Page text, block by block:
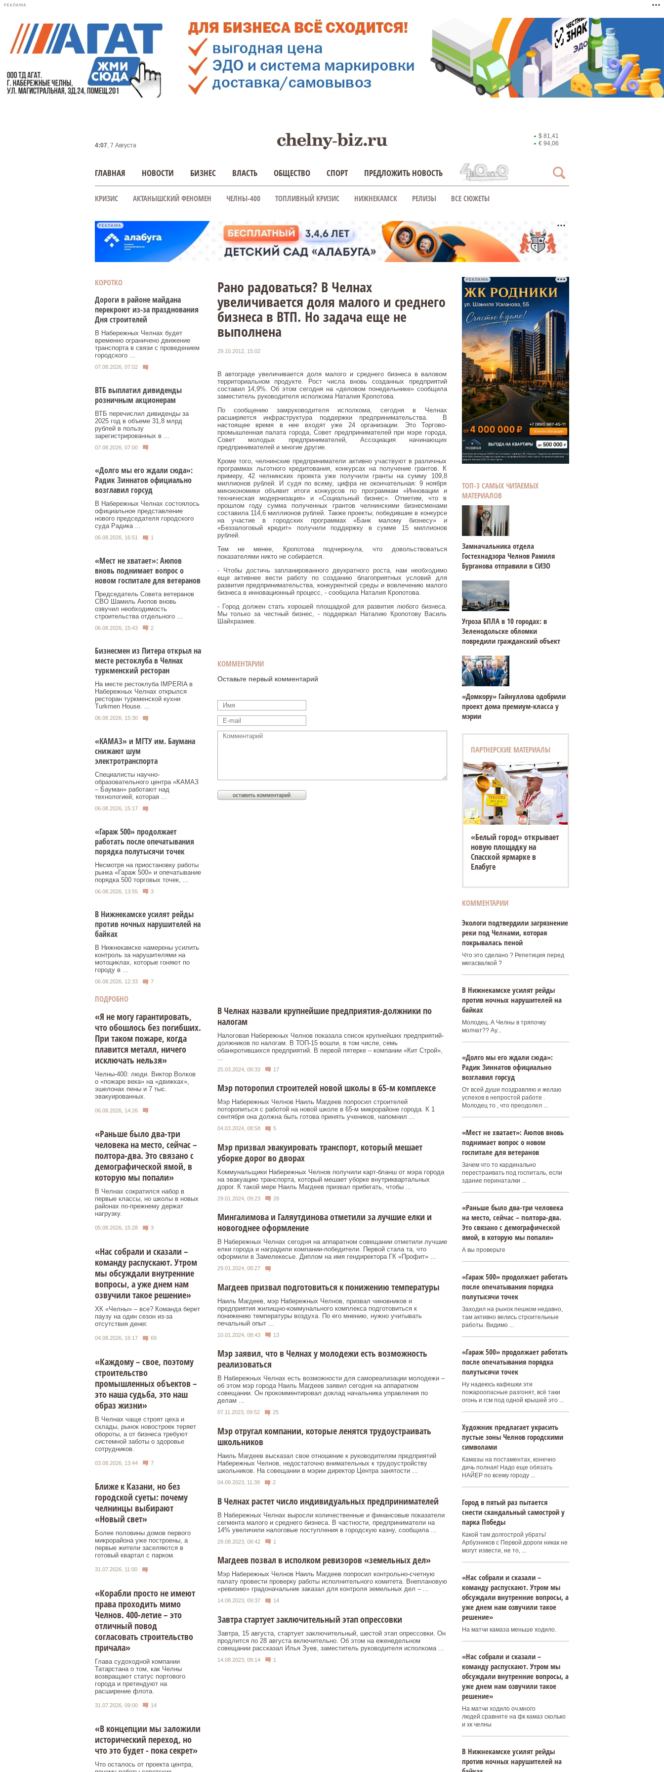
РЕКЛАМА
4:07, 7 Августа
$ 81,41
€ 94,06
ГЛАВНАЯ НОВОСТИ БИЗНЕС ВЛАСТЬ ОБЩЕСТВО СПОРТ ПРЕДЛОЖИТЬ НОВОСТЬ
КРИЗИС АКТАНЫШСКИЙ ФЕНОМЕН ЧЕЛНЫ-400 ТОПЛИВНЫЙ КРИЗИС НИЖНЕКАМСК РЕЛИЗЫ ВСЕ СЮЖЕТЫ
РЕКЛАМА
КОРОТКО
Дороги в районе майдана
перекроют из-за празднования
Дня строителей
В Набережных Челнах будет
временно ограничено движение
транспорта в связи с проведением
городского ...
07.08.2026, 07:02
ВТБ выплатил дивиденды
розничным акционерам
ВТБ перечислил дивиденды за
2025 год в объеме 31,8 млрд
рублей в пользу
зарегистрированных в ...
07.08.2026, 07:00
«Долго мы его ждали сюда»:
Радик Зиннатов официально
возглавил горсуд
В Набережных Челнах состоялось
официальное представление
нового председателя городского
суда Радика ...
06.08.2026, 16:51 1
«Мест не хватает»: Аюпов
вновь поднимает вопрос о
новом госпитале для ветеранов
Председатель Совета ветеранов
СВО Шамиль Аюпов вновь
озвучил необходимость
строительства отдельного ...
06.08.2026, 15:43 2
Бизнесмен из Питера открыл на
месте рестоклуба в Челнах
туркменский ресторан
На месте рестоклуба IMPERIA в
Набережных Челнах открылся
ресторан туркменской кухни
Turkmen House. ...
06.08.2026, 15:30
«КАМАЗ» и МГТУ им. Баумана
снижают шум
электротранспорта
Специалисты научно-
образовательного центра «КАМАЗ
– Бауман» работают над
технологией, которая ...
06.08.2026, 15:17
«Гараж 500» продолжает
работать после опечатывания
порядка полутысячи точек
Несмотря на приостановку работы
рынка «Гараж 500» и опечатывание
порядка 500 торговых точек, ...
06.08.2026, 13:55 3
В Нижнекамске усилят рейды
против ночных нарушителей на
байках
В Нижнекамске намерены усилить
контроль за нарушителями на
мотоциклах, которые гоняют по
городу в ...
06.08.2026, 12:33 7
ПОДРОБНО
«Я не могу гарантировать,
что обошлось без погибших.
При таком пожаре, когда
плавится металл, ничего
исключать нельзя»
Челны-400: люди. Виктор Волков
о «пожаре века» на «движках»,
эшелонах пены и 7 тыс.
эвакуированных.
06.08.2026, 14:26
«Раньше было два-три
человека на место, сейчас –
полтора-два. Это связано с
демографической ямой, в
которую мы попали»
В Челнах сократился набор в
первые классы, но школы в новых
районах по-прежнему держат
нагрузку.
05.08.2026, 15:28 3
«Нас собрали и сказали –
команду распускают. Утром
мы обсуждали внутренние
вопросы, а уже днем нам
озвучили такое решение»
ХК «Челны» – все? Команда берет
паузу на один сезон из-за
отсутствия денег.
04.08.2026, 16:17 69
«Каждому – свое, поэтому
строительство
промышленных объектов –
это наша судьба, это наш
образ жизни»
В Челнах чаще строят цеха и
склады, рынок новостроек теряет
обороты, а от бизнеса требуют
системной заботы о здоровье
сотрудников.
03.08.2026, 13:44 7
Ближе к Казани, но без
городской суеты: почему
челнинцы выбирают
«Новый свет»
Более половины домов первого
микрорайона уже построены, а
первые жители заселяются в
готовый квартал с парком.
31.07.2026, 11:00
«Корабли просто не имеют
права проходить мимо
Челнов. 400-летие – это
отличный повод
согласовать строительство
причала»
Глава судоходной компании
Татарстана о том, как Челны
возвращают статус портового
города и претендуют на
расширение флота.
31.07.2026, 09:00 14
«В концепции мы заложили
исторический переход, но
что это будет - пока секрет»
Что осталось от проекта центра,
Рано радоваться? В Челнах
увеличивается доля малого и среднего
бизнеса в ВТП. Но задача еще не
выполнена
29.10.2012, 15:02
В автограде увеличивается доля малого и среднего бизнеса в валовом
территориальном продукте. Рост числа вновь созданных предприятий
составил 14,9%. Об этом сегодня на «деловом понедельнике» сообщила
заместитель руководителя исполкома Наталия Кропотова.
По сообщению замруководителя исполкома, сегодня в Челнах
расширяется инфраструктура поддержки предпринимательства. В
настоящее время в нее входят уже 24 организации. Это Торгово-
промышленная палата города, Совет предпринимателей при мэре города,
Совет молодых предпринимателей, Ассоциация начинающих
предпринимателей и многие другие.
Кроме того, челнинские предприниматели активно участвуют в различных
программах льготного кредитования, конкурсах на получение грантов. К
примеру, 42 челнинских проекта уже получили гранты на сумму 109,8
миллионов рублей. И судя по всему, цифра не окончательная: 9 ноября
минэкономики объявит итоги конкурсов по программам «Инновации и
техническая модернизация» и «Социальный бизнес». Отметим, что в
прошлом году сумма полученных грантов челнинскими бизнесменами
составила 114,6 миллионов рублей. Также проекты, победившие в конкурсе
на участие в городских программах «Банк малому бизнесу» и
«Беззалоговый кредит» получили поддержку в сумме 15 миллионов
рублей.
Тем не менее, Кропотова подчеркнула, что довольствоваться
показателями никто не собирается.
- Чтобы достичь запланированного двукратного роста, нам необходимо
еще активнее вести работу по созданию благоприятных условий для
развития предпринимательства, конкурентной среды и вовлечению малого
бизнеса в инновационный процесс, - сообщила Наталия Кропотова.
- Город должен стать хорошей площадкой для развития любого бизнеса.
Мы только за честный бизнес, - поддержал Наталию Кропотову Василь
Шайхразиев.
КОММЕНТАРИИ
Оставьте первый комментарий
В Челнах назвали крупнейшие предприятия-должники по
налогам
Налоговая Набережных Челнов показала список крупнейших предприятий-
должников по налогам. В ТОП-15 вошли, в том числе, семь
обанкротившихся предприятий. В первой пятерке – компании «Кит Строй»,
25.03.2024, 08:33 17
Мэр поторопил строителей новой школы в 65-м комплексе
Мэр Набережных Челнов Наиль Магдеев попросил строителей
поторопиться с работой на новой школе в 65-м микрорайоне города. К 1
сентября она должна быть готова принять учеников, напомнил ...
04.03.2024, 08:58 5
Мэр призвал эвакуировать транспорт, который мешает
уборке дорог во дворах
Коммунальщики Набережных Челнов получили карт-бланш от мэра города
на эвакуацию транспорта, который мешает уборке внутриквартальных
дорог. К такой мере Наиль Магдеев призвал прибегать, чтобы ...
29.01.2024, 09:23 28
Мингалимова и Галяутдинова отметили за лучшие елки и
новогоднее оформление
В Набережных Челнах сегодня на аппаратном совещании отметили лучшие
елки города и наградили компании-победители. Первой стала та, что
оформили в Замелекесье. Диплом на имя гендиректора ГК «Профит» ...
29.01.2024, 08:27
Магдеев призвал подготовиться к понижению температуры
Наиль Магдеев, мэр Набережных Челнов, призвал чиновников и
предприятия жилищно-коммунального комплекса подготовиться к
понижению температуры воздуха. По его мнению, нужно учитывать
печальный опыт ...
10.01.2024, 08:43 13
Мэр заявил, что в Челнах у молодежи есть возможность
реализоваться
В Набережных Челнах есть возможности для самореализации молодежи –
об этом мэр города Наиль Магдеев заявил сегодня на аппаратном
совещании. Он прокомментировал доклад начальника управления по
делам ...
07.11.2023, 09:52 25
Мэр отругал компании, которые ленятся трудоустраивать
школьников
Наиль Магдеев высказал свое отношение к руководителям предприятий
Набережных Челнов, недостаточно внимательных к трудоустройству
школьников. На совещании в мэрии директор Центра занятости ...
04.09.2023, 11:39 2
В Челнах растет число индивидуальных предпринимателей
В Набережных Челнах выросли количественные и финансовые показатели
сегмента малого и среднего бизнеса. В частности, предприниматели на
14% увеличили налоговые поступления в городскую казну, сообщила ...
28.08.2023, 08:42 1
Магдеев позвал в исполком ревизоров «земельных дел»
Мэр Набережных Челнов Наиль Магдеев попросил контрольно-счетную
палату провести проверку работы исполнительного комитета. Внеплановую
«ревизию» градоначальник заказал для контроля земельных дел – ...
14.08.2023, 09:37 14
Завтра стартует заключительный этап опрессовки
Завтра, 15 августа, стартует заключительный, шестой этап опрессовки. Он
продлится по 28 августа включительно. Об этом на еженедельном
совещании рассказал Илья Зуев, заместитель руководителя исполкома ...
14.08.2023, 09:14 1
РЕКЛАМА
ТОП-3 САМЫХ ЧИТАЕМЫХ
МАТЕРИАЛОВ
Замначальника отдела
Гостехнадзора Челнов Рамиля
Бурганова отправили в СИЗО
Угроза БПЛА в 10 городах: в
Зеленодольске обломки
повредили гражданский объект
«Домкору» Гайнуллова одобрили
проект дома премиум-класса у
мэрии
ПАРТНЕРСКИЕ МАТЕРИАЛЫ
«Белый город» открывает
новую площадку на
Спасской ярмарке в
Елабуге
ESTEO MX уже в ТТС: 3
экрана, искусственный
интеллект и полный
привод
КОММЕНТАРИИ
Экологи подтвердили загрязнение
реки под Челнами, которая
покрывалась пеной
Что это сделано ? Репетиция перед
мегасвалкой ?
В Нижнекамске усилят рейды
против ночных нарушителей на
байках
Молодец..А Челны в тряпочку
молчат?? Ау...
«Долго мы его ждали сюда»:
Радик Зиннатов официально
возглавил горсуд
От всей души поздравляю и желаю
успехов в непростой работе .
Молодец то , что преодолел ...
«Мест не хватает»: Аюпов вновь
поднимает вопрос о новом
госпитале для ветеранов
Зачем что то кардинально
перестраивать под госпиталь, если
здание перинаталки ...
«Раньше было два-три человека
на место, сейчас – полтора-два.
Это связано с демографической
ямой, в которую мы попали»
А вы проверьте
«Гараж 500» продолжает работать
после опечатывания порядка
полутысячи точек
Заходил на рынок пешком недавно,
там активно велись строительные
работы. Видимо ...
«Гараж 500» продолжает работать
после опечатывания порядка
полутысячи точек
Ну надеюсь кафешки эти
пожароопасные разгонят, всё таки
огонь и гсм под одной крышей это ...
Художник предлагает украсить
пустые зоны Челнов городскими
символами
Камазы на постаментах, конечно
дичь полная! Надо еще обязать
НАЙЕР по всему городу ...
Город в пятый раз пытается
снести скандальный самострой у
парка Победы
Какой там долгострой убрать!
Арбузников с Первой дороги никак не
могут извести, не то, ...
«Нас собрали и сказали –
команду распускают. Утром мы
обсуждали внутренние вопросы, а
уже днем нам озвучили такое
решение»
На матчи камаза меньше ходило.
«Нас собрали и сказали –
команду распускают. Утром мы
обсуждали внутренние вопросы, а
уже днем нам озвучили такое
решение»
На матчи ходило оч.много
людей.сравните на фк камаз сколько
и хк челны
В Нижнекамске усилят рейды
против ночных нарушителей на